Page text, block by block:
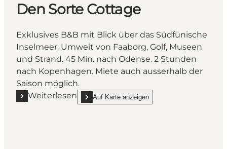
Den Sorte Cottage
Exklusives B&B mit Blick über das Südfünische
Inselmeer. Umweit von Faaborg, Golf, Museen
und Strand. 45 Min. nach Odense. 2 Stunden
nach Kopenhagen. Miete auch ausserhalb der
Saison möglich.
Weiterlesen
Mehr erfahren "Den Sorte Cottage"
Auf Karte anzeigen
show Den Sorte Cottage on_map